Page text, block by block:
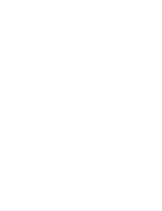
interna— con el
resultado, se crearon
una evaluación anual
La Fundación ha
social y entrado en el
En ese mismo